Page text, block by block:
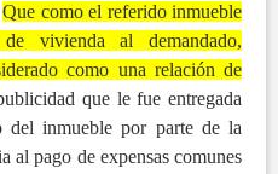
Que como el referido inmueble
vivienda al demandado,
como una relación de
que le fue entregada
del inmueble por parte de la
al pago de expensas comunes